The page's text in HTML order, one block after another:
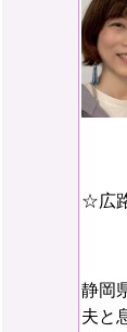
☆広
静岡
夫と